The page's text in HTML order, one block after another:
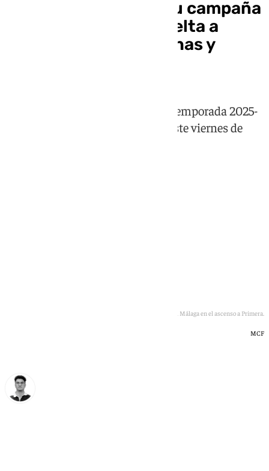
El Málaga presenta su campaña
de abonados en la vuelta a
Primera: precios, fechas y
Los abonados malaguistas en la temporada 2025-
2026 podrán renovar desde este este viernes de
"Lo conseguimos, mucho antes de conseguirlo", el lema del Málaga en el ascenso a Primera.
MCF